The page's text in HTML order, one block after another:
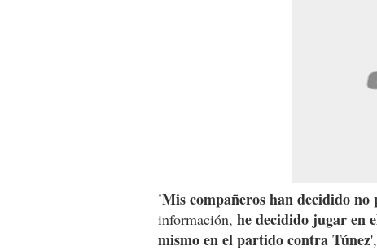
'Mis compañeros han decidido no
información, he decidido jugar en
mismo en el partido contra Túnez